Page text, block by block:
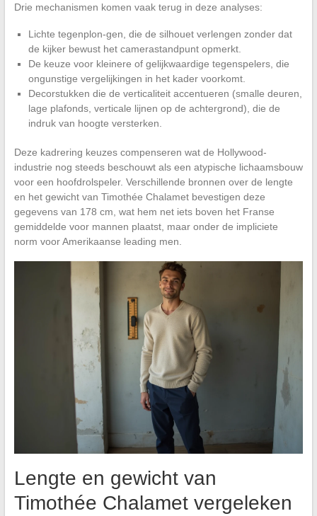
Drie mechanismen komen vaak terug in deze analyses:
Lichte tegenplon-gen, die de silhouet verlengen zonder dat
de kijker bewust het camerastandpunt opmerkt.
De keuze voor kleinere of gelijkwaardige tegenspelers, die
ongunstige vergelijkingen in het kader voorkomt.
Decorstukken die de verticaliteit accentueren (smalle deuren,
lage plafonds, verticale lijnen op de achtergrond), die de
indruk van hoogte versterken.
Deze kadrering keuzes compenseren wat de Hollywood-
industrie nog steeds beschouwt als een atypische lichaamsbouw
voor een hoofdrolspeler. Verschillende bronnen over de lengte
en het gewicht van Timothée Chalamet bevestigen deze
gegevens van 178 cm, wat hem net iets boven het Franse
gemiddelde voor mannen plaatst, maar onder de impliciete
norm voor Amerikaanse leading men.
Lengte en gewicht van
Timothée Chalamet vergeleken